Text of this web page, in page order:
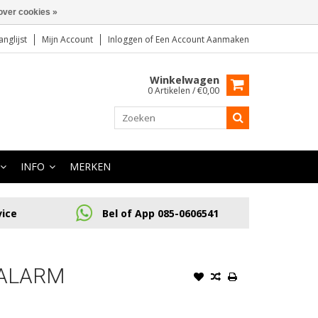
Mijn Account Inloggen of Een Account Aanmaken
Winkelwagen
0 Artikelen / €0,00
INFO MERKEN
Bel of App 085-0606541
cookies »